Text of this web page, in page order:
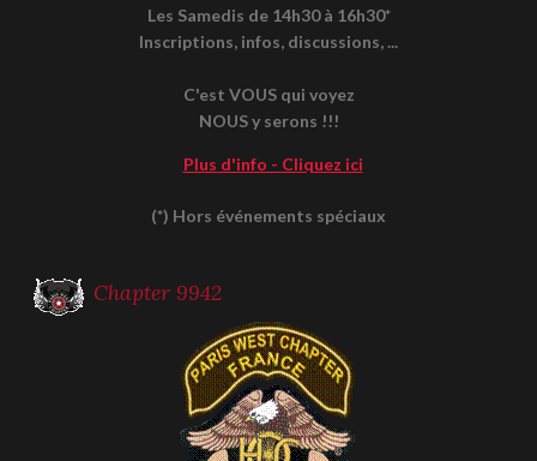
Les Samedis de 14h30 à 16h30*
Inscriptions, infos, discussions, ...
C'est VOUS qui voyez
NOUS y serons !!!
Plus d'info - Cliquez ici
(*) Hors événements spéciaux
Chapter 9942